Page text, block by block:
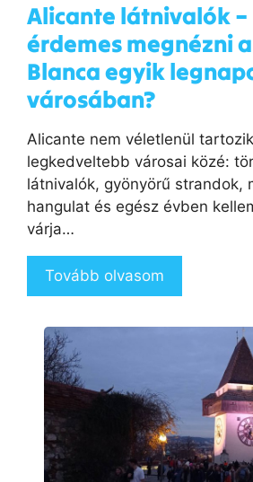
Alicante látnivalók
érdemes megnézni
Blanca egyik
városában?
Alicante nem véletlenül
legkedveltebb városai közé:
látnivalók, gyönyörű strandok,
hangulat és egész évben
várja…
Tovább olvasom